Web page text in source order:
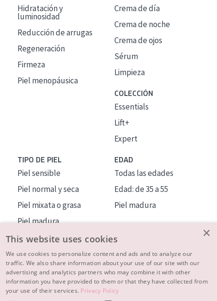
Hidratación y
luminosidad
Reducción de arrugas
Regeneración
Firmeza
Piel menopáusica
Crema de día
Crema de noche
Crema de ojos
Sérum
Limpieza
COLECCIÓN
Essentials
Lift+
Expert
TIPO DE PIEL
Piel sensible
Piel normal y seca
Piel mixata o grasa
Piel madura
Piel expuesta al sol
Piel menopáusica
EDAD
Todas las edades
Edad: de 35 a 55
Piel madura
MÁS SOBRE NOSOTROS
INSPIRACIÓN
×
This website uses cookies
We use cookies to personalize content and ads and to analyze our
traffic. We also share information about your use of our site with our
advertising and analytics partners who may combine it with other
information you have provided to them or that they have collected from
your use of their services. Privacy Policy